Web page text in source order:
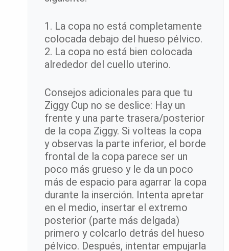
1. La copa no está completamente
colocada debajo del hueso pélvico.
2. La copa no está bien colocada
alrededor del cuello uterino.
Consejos adicionales para que tu
Ziggy Cup no se deslice: Hay un
frente y una parte trasera/posterior
de la copa Ziggy. Si volteas la copa
y observas la parte inferior, el borde
frontal de la copa parece ser un
poco más grueso y le da un poco
más de espacio para agarrar la copa
durante la inserción. Intenta apretar
en el medio, insertar el extremo
posterior (parte más delgada)
primero y colcarlo detrás del hueso
pélvico. Después, intentar empujarla